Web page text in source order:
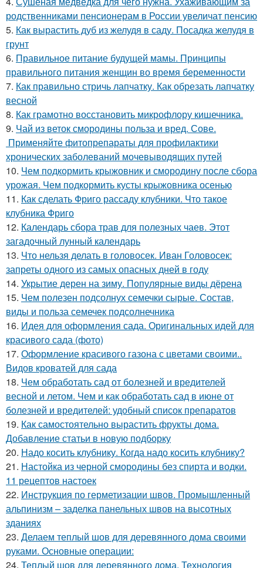
родственниками пенсионерам в России увеличат пенсию
5. Как вырастить дуб из желудя в саду. Посадка желудя в
грунт
6. Правильное питание будущей мамы. Принципы
правильного питания женщин во время беременности
7. Как правильно стричь лапчатку. Как обрезать лапчатку
весной
8. Как грамотно восстановить микрофлору кишечника.
9. Чай из веток смородины польза и вред. Сове.
Применяйте фитопрепараты для профилактики
хронических заболеваний мочевыводящих путей
10. Чем подкормить крыжовник и смородину после сбора
урожая. Чем подкормить кусты крыжовника осенью
11. Как сделать Фриго рассаду клубники. Что такое
клубника Фриго
12. Календарь сбора трав для полезных чаев. Этот
загадочный лунный календарь
13. Что нельзя делать в головосек. Иван Головосек:
запреты одного из самых опасных дней в году
14. Укрытие дерен на зиму. Популярные виды дёрена
15. Чем полезен подсолнух семечки сырые. Состав,
виды и польза семечек подсолнечника
16. Идея для оформления сада. Оригинальных идей для
красивого сада (фото)
17. Оформление красивого газона с цветами своими..
Видов кроватей для сада
18. Чем обработать сад от болезней и вредителей
весной и летом. Чем и как обработать сад в июне от
болезней и вредителей: удобный список препаратов
19. Как самостоятельно вырастить фрукты дома.
Добавление статьи в новую подборку
20. Надо косить клубнику. Когда надо косить клубнику?
21. Настойка из черной смородины без спирта и водки.
11 рецептов настоек
22. Инструкция по герметизации швов. Промышленный
альпинизм – заделка панельных швов на высотных
зданиях
23. Делаем теплый шов для деревянного дома своими
руками. Основные операции:
24. Теплый шов для деревянного дома. Технология